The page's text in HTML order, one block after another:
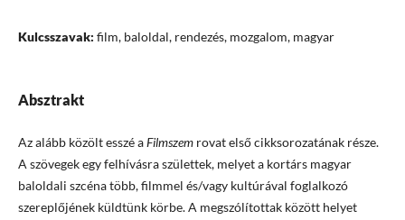
Kulcsszavak: film, baloldal, rendezés, mozgalom, magyar
Absztrakt
Az alább közölt esszé aFilmszemrovat első cikksorozatának része.
A szövegek egy felhívásra születtek, melyet a kortárs magyar
baloldali szcéna több, filmmel és/vagy kultúrával foglalkozó
szereplőjének küldtünk körbe. A megszólítottak között helyet